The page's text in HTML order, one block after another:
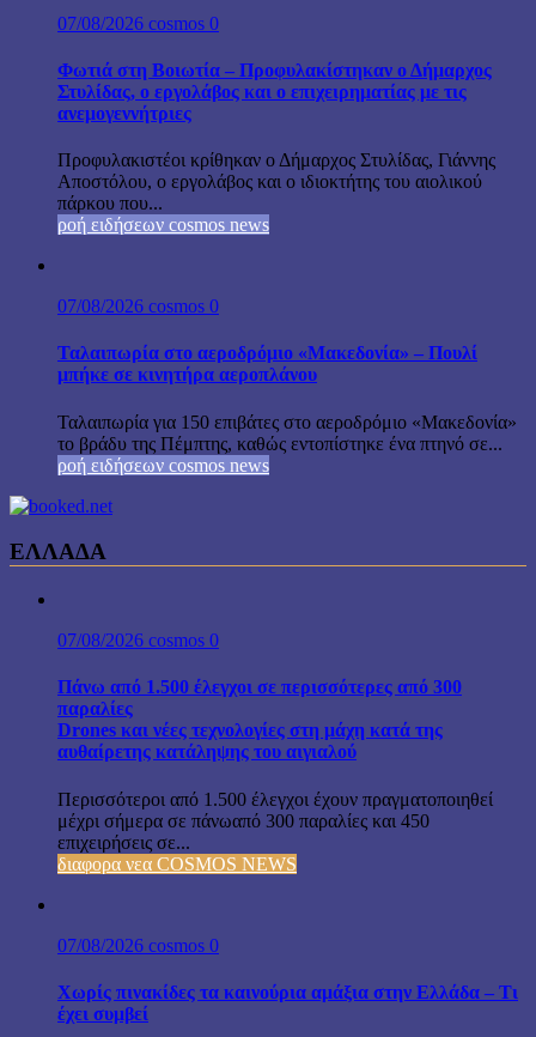
07/08/2026 cosmos 0
Φωτιά στη Βοιωτία – Προφυλακίστηκαν ο Δήμαρχος
Στυλίδας, ο εργολάβος και ο επιχειρηματίας με τις
ανεμογεννήτριες
Προφυλακιστέοι κρίθηκαν ο Δήμαρχος Στυλίδας, Γιάννης
Αποστόλου, ο εργολάβος και ο ιδιοκτήτης του αιολικού
πάρκου που...
ροή ειδήσεων cosmos news
07/08/2026 cosmos 0
Ταλαιπωρία στο αεροδρόμιο «Μακεδονία» – Πουλί
μπήκε σε κινητήρα αεροπλάνου
Ταλαιπωρία για 150 επιβάτες στο αεροδρόμιο «Μακεδονία»
το βράδυ της Πέμπτης, καθώς εντοπίστηκε ένα πτηνό σε...
ροή ειδήσεων cosmos news
ΕΛΛΑΔΑ
07/08/2026 cosmos 0
Πάνω από 1.500 έλεγχοι σε περισσότερες από 300
παραλίες
Drones και νέες τεχνολογίες στη μάχη κατά της
αυθαίρετης κατάληψης του αιγιαλού
Περισσότεροι από 1.500 έλεγχοι έχουν πραγματοποιηθεί
μέχρι σήμερα σε πάνωαπό 300 παραλίες και 450
επιχειρήσεις σε...
διαφορα νεα COSMOS NEWS
07/08/2026 cosmos 0
Χωρίς πινακίδες τα καινούρια αμάξια στην Ελλάδα – Τι
έχει συμβεί